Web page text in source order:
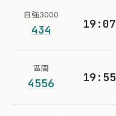
自強3000
434 19:07
區間
4556 19:55